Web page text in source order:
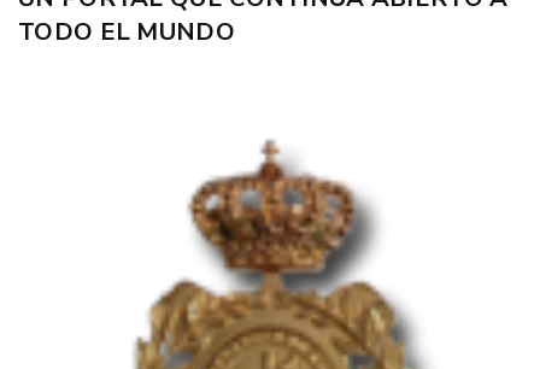
TODO EL MUNDO